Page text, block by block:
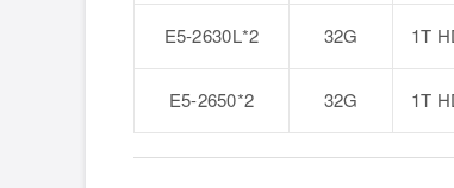
E5-2630L*2 32G 1T
E5-2650*2 32G 1T